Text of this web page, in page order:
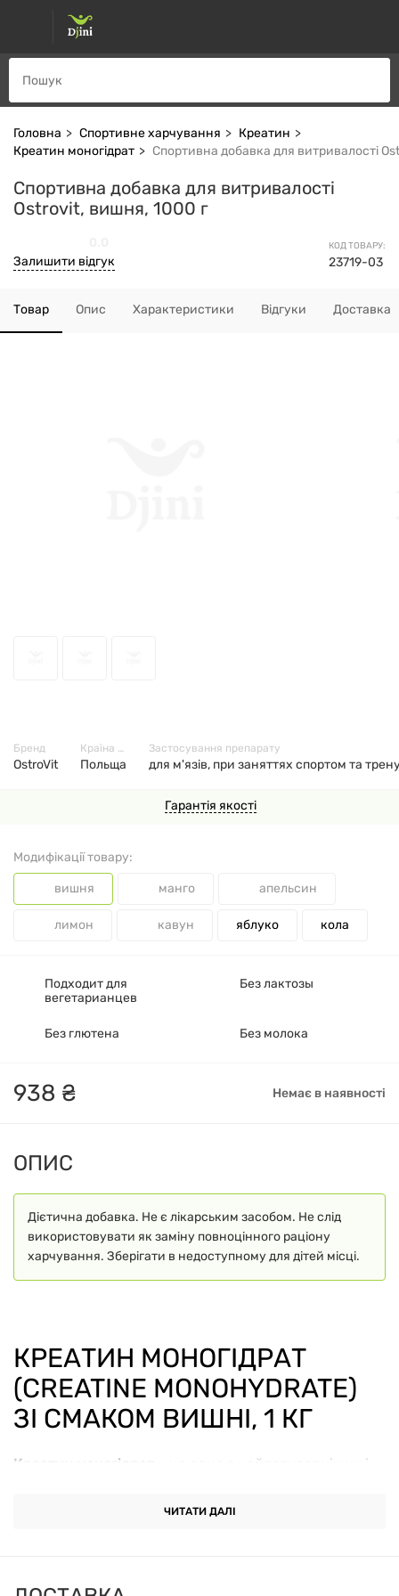
Головна Спортивне харчування
Креатин
Креатин моногідрат
Спортивна добавка для витривалості
Спортивна добавка для витривалості
Ostrovit, вишня, 1000 г
КОД ТОВАРУ:
23719-03
Залишити відгук
Товар Опис Характеристики Відгуки Доставка
Гарантія якості
Модифікації товару:
вишня манго апельсин
лимон кавун яблуко кола
938 ₴ Немає в наявності
Подходит для
вегетарианцев
Без лактозы
Без глютена Без молока
Бренд
OstroVit
Країна виробник
Польща
Застосування препарату
для м'язів, при заняттях спортом та
ОПИС
Дієтична добавка. Не є лікарським засобом. Не слід
використовувати як заміну повноцінного раціону
харчування. Зберігати в недоступному для дітей місці.
КРЕАТИН МОНОГІДРАТ
(CREATINE MONOHYDRATE)
ЗІ СМАКОМ ВИШНІ, 1 КГ
Креатин моногідрат
– це одна з найпопулярніших і
спортивної продуктивності, сили та витривалості.
також усіх, хто прагне покращити свої результати у
ЧИТАТИ ДАЛІ